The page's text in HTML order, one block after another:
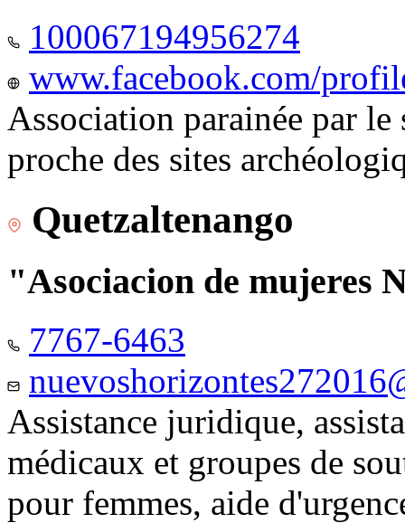
100067194956274
www.facebook.com/
Association parainée par
proche des sites
Quetzaltenango
"Asociacion de mujeres
7767-6463
Assistance juridique,
médicaux et groupes de
pour femmes, aide